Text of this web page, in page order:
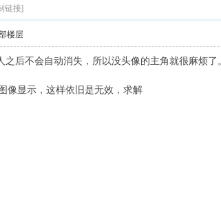
链接]
楼层
后不会自动消失，所以没头像的主角就很麻烦了
像显示，这样依旧是无效，求解